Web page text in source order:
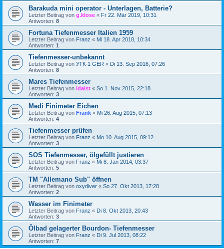
Barakuda mini operator - Unterlagen, Batterie?
Letzter Beitrag von g.klose « Fr 22. Mär 2019, 10:31
Antworten: 8
Fortuna Tiefenmesser Italien 1959
Letzter Beitrag von Franz « Mi 18. Apr 2018, 10:34
Antworten: 1
Tiefenmesser-unbekannt
Letzter Beitrag von УГК-1 GER « Di 13. Sep 2016, 07:26
Antworten: 8
Mares Tiefenmesser
Letzter Beitrag von idaist « So 1. Nov 2015, 22:18
Antworten: 3
Medi Finimeter Eichen
Letzter Beitrag von Frank « Mi 26. Aug 2015, 07:13
Antworten: 4
Tiefenmesser prüfen
Letzter Beitrag von Franz « Mo 10. Aug 2015, 09:12
Antworten: 3
SOS Tiefenmesser, ölgefüllt justieren
Letzter Beitrag von Franz « Mi 8. Jan 2014, 03:37
Antworten: 5
TM "Allemano Sub" öffnen
Letzter Beitrag von oxydiver « So 27. Okt 2013, 17:28
Antworten: 2
Wasser im Finimeter
Letzter Beitrag von Franz « Di 8. Okt 2013, 20:43
Antworten: 3
Ölbad gelagerter Bourdon- Tiefenmesser
Letzter Beitrag von Franz « Di 9. Jul 2013, 08:22
Antworten: 7